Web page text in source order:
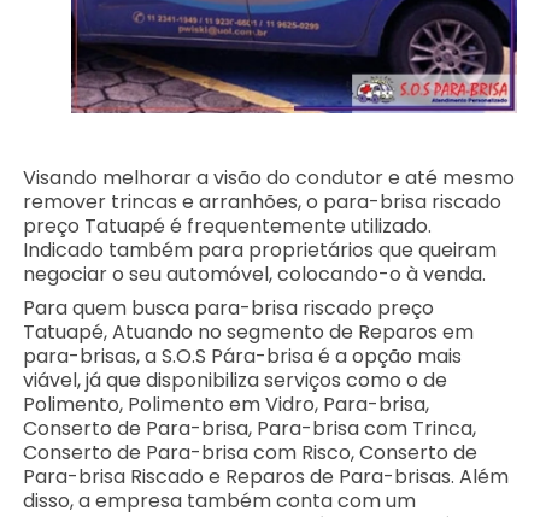
Visando melhorar a visão do condutor e até mesmo
remover trincas e arranhões, o para-brisa riscado
preço Tatuapé é frequentemente utilizado.
Indicado também para proprietários que queiram
negociar o seu automóvel, colocando-o à venda.
Para quem busca para-brisa riscado preço
Tatuapé, Atuando no segmento de Reparos em
para-brisas, a S.O.S Pára-brisa é a opção mais
viável, já que disponibiliza serviços como o de
Polimento, Polimento em Vidro, Para-brisa,
Conserto de Para-brisa, Para-brisa com Trinca,
Conserto de Para-brisa com Risco, Conserto de
Para-brisa Riscado e Reparos de Para-brisas. Além
disso, a empresa também conta com um